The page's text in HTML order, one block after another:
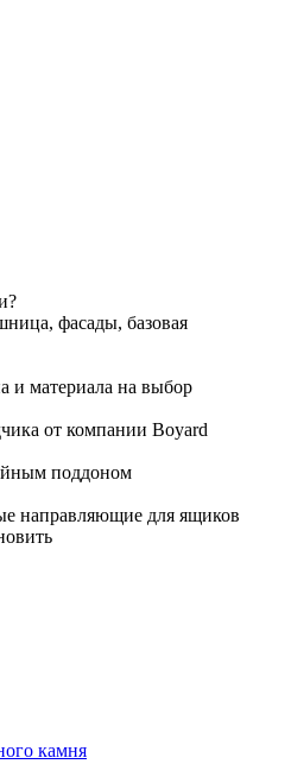
фасады, базовая
и материала на выбор
от компании Boyard
поддоном
направляющие для ящиков
камня